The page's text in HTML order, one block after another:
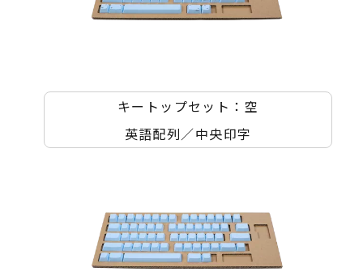
キートップセット：空
英語配列／中央印字